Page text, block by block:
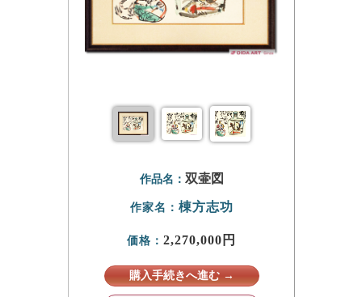
作品名： 双壷図
作家名： 棟方志功
価格： 2,270,000円
購入手続きへ進む →